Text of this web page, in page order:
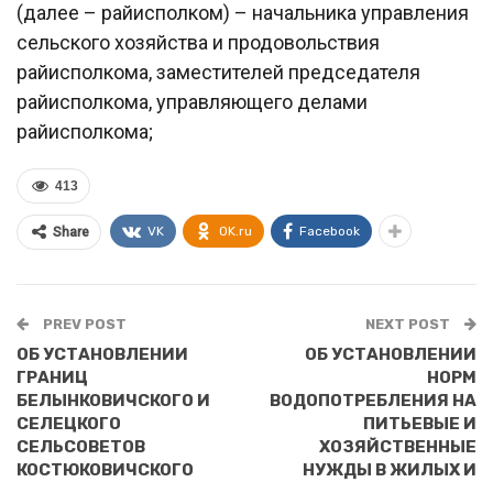
(далее – райисполком) – начальника управления
сельского хозяйства и продовольствия
райисполкома, заместителей председателя
райисполкома, управляющего делами
райисполкома;
413
Share VK OK.ru Facebook
PREV POST
ОБ УСТАНОВЛЕНИИ
ГРАНИЦ
БЕЛЫНКОВИЧСКОГО И
СЕЛЕЦКОГО
СЕЛЬСОВЕТОВ
КОСТЮКОВИЧСКОГО
NEXT POST
ОБ УСТАНОВЛЕНИИ
НОРМ
ВОДОПОТРЕБЛЕНИЯ НА
ПИТЬЕВЫЕ И
ХОЗЯЙСТВЕННЫЕ
НУЖДЫ В ЖИЛЫХ И